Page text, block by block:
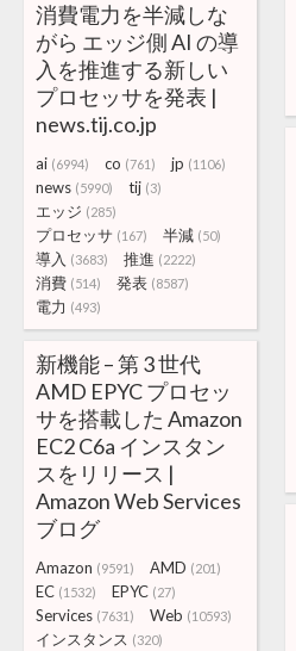
消費電力を半減しな
がら エッジ側 AI の導
入を推進する新しい
プロセッサを発表 |
news.tij.co.jp
ai (6994) co (761) jp (1106)
news (5990) tij (3)
エッジ (285)
プロセッサ (167) 半減 (50)
導入 (3683) 推進 (2222)
消費 (514) 発表 (8587)
電力 (493)
新機能 – 第 3 世代
AMD EPYC プロセッ
サを搭載した Amazon
EC2 C6a インスタン
スをリリース |
Amazon Web Services
ブログ
Amazon (9591) AMD (201)
EC (1532) EPYC (27)
Services (7631) Web (10593)
インスタンス (320)